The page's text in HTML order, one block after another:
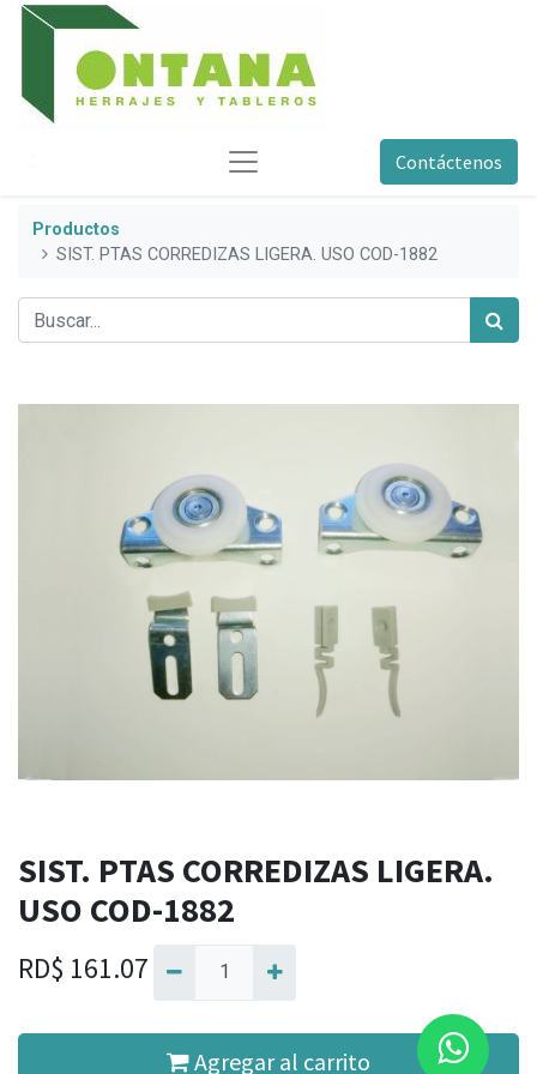
Contáctenos
Productos
SIST. PTAS CORREDIZAS LIGERA. USO COD-1882
SIST. PTAS CORREDIZAS LIGERA.
USO COD-1882
RD$ 161.07
Agregar al carrito